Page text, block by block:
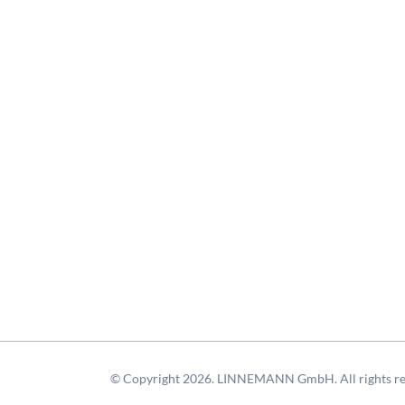
© Copyright 2026. LINNEMANN GmbH. All rights